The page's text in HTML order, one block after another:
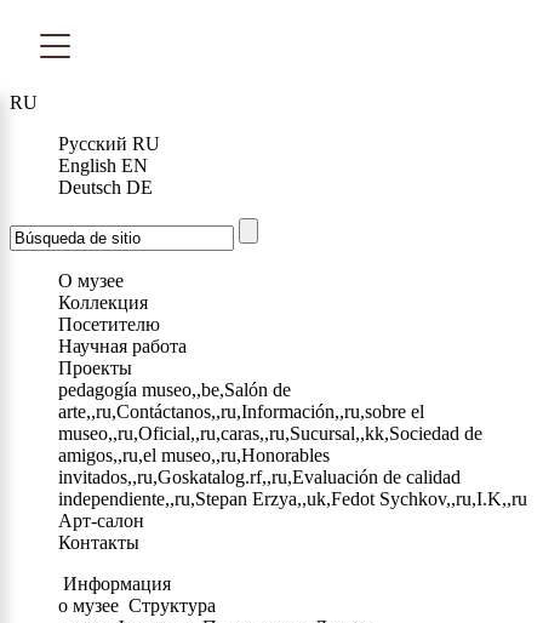
RU
Русский RU
English EN
Deutsch DE
О музее
Коллекция
Посетителю
Научная работа
Проекты
pedagogía museo,,be,Salón de
arte,,ru,Contáctanos,,ru,Información,,ru,sobre el
museo,,ru,Oficial,,ru,caras,,ru,Sucursal,,kk,Sociedad de
amigos,,ru,el museo,,ru,Honorables
invitados,,ru,Goskatalog.rf,,ru,Evaluación de calidad
independiente,,ru,Stepan Erzya,,uk,Fedot Sychkov,,ru,I.K,,ru
Арт-салон
Контакты
Информация
о музее Структура